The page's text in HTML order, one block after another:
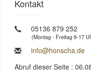
Kontakt
05136 879 252
(Montag - Freitag 9-17
info@honscha.de
Abruf dieser Seite :